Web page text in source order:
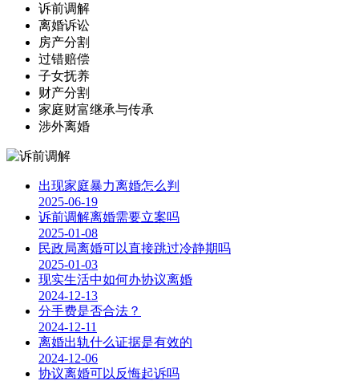
诉前调解
离婚诉讼
房产分割
过错赔偿
子女抚养
财产分割
家庭财富继承与传承
涉外离婚
出现家庭暴力离婚怎么判
2025-06-19
诉前调解离婚需要立案吗
2025-01-08
民政局离婚可以直接跳过冷静期吗
2025-01-03
现实生活中如何办协议离婚
2024-12-13
分手费是否合法？
2024-12-11
离婚出轨什么证据是有效的
2024-12-06
协议离婚可以反悔起诉吗